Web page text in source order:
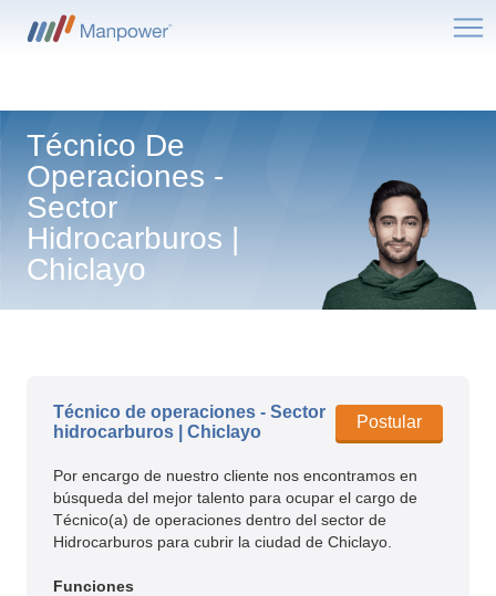
Técnico De
Operaciones -
Sector
Hidrocarburos |
Chiclayo
Técnico de operaciones - Sector
hidrocarburos | Chiclayo
Postular
Por encargo de nuestro cliente nos encontramos en
búsqueda del mejor talento para ocupar el cargo de
Técnico(a) de operaciones dentro del sector de
Hidrocarburos para cubrir la ciudad de Chiclayo.
Funciones